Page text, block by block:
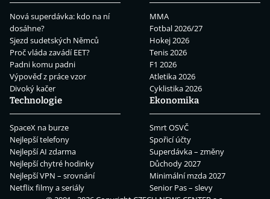
Nová superdávka: kdo na ní
dosáhne?
Sjezd sudetských Němců
Proč vláda zavádí EET?
Padni komu padni
Výpověď z práce vzor
Divoký kačer
MMA
Fotbal 2026/27
Hokej 2026
Tenis 2026
F1 2026
Atletika 2026
Cyklistika 2026
Technologie
SpaceX na burze
Nejlepší telefony
Nejlepší AI zdarma
Nejlepší chytré hodinky
Nejlepší VPN – srovnání
Netflix filmy a seriály
Ekonomika
Smrt OSVČ
Spořicí účty
Superdávka – změny
Důchody 2027
Minimální mzda 2027
Senior Pas – slevy